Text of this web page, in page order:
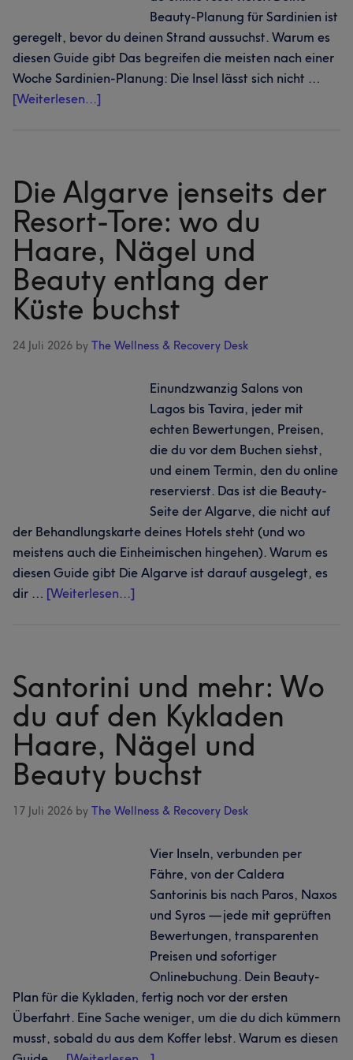
Beauty-Planung für Sardinien ist
geregelt, bevor du deinen Strand aussuchst. Warum es
diesen Guide gibt Das begreifen die meisten nach einer
Woche Sardinien-Planung: Die Insel lässt sich nicht …
[Weiterlesen...]
fünf
Küsten:
Haare,
Nägel
und
Beauty
auf
Sardinien
Die Algarve jenseits der
Resort-Tore: wo du
Haare, Nägel und
Beauty entlang der
Küste buchst
24 Juli 2026 by The Wellness & Recovery Desk
Einundzwanzig Salons von
Lagos bis Tavira, jeder mit
echten Bewertungen, Preisen,
die du vor dem Buchen siehst,
und einem Termin, den du online
reservierst. Das ist die Beauty-
Seite der Algarve, die nicht auf
der Behandlungskarte deines Hotels steht (und wo
meistens auch die Einheimischen hingehen). Warum es
diesen Guide gibt Die Algarve ist darauf ausgelegt, es
dir … [Weiterlesen...]
jenseits
der
Resort-
Tore:
wo
Haare,
und
Beauty
entlang
der
Küste
buchst
Santorini und mehr: Wo
du auf den Kykladen
Haare, Nägel und
Beauty buchst
17 Juli 2026 by The Wellness & Recovery Desk
Vier Inseln, verbunden per
Fähre, von der Caldera
Santorinis bis nach Paros, Naxos
und Syros — jede mit geprüften
Bewertungen, transparenten
Preisen und sofortiger
Onlinebuchung. Dein Beauty-
Plan für die Kykladen, fertig noch vor der ersten
Überfahrt. Eine Sache weniger, um die du dich kümmern
musst, sobald du aus dem Koffer lebst. Warum es diesen